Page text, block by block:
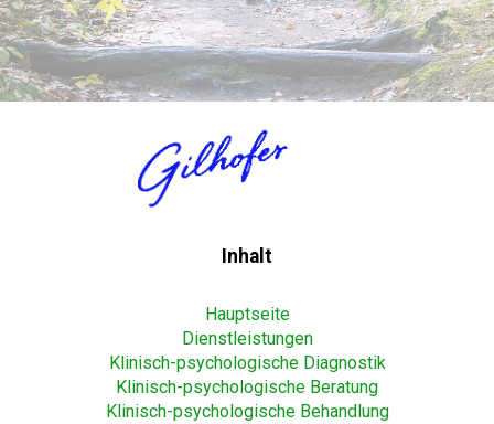
Inhalt
Hauptseite
Dienstleistungen
Klinisch-psychologische Diagnostik
Klinisch-psychologische Beratung
Klinisch-psychologische Behandlung